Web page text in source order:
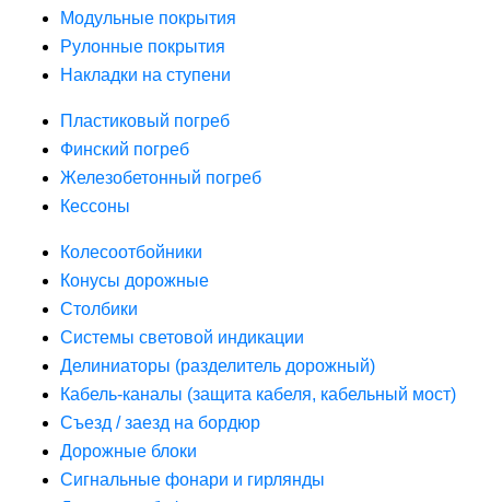
Модульные покрытия
Рулонные покрытия
Накладки на ступени
Пластиковый погреб
Финский погреб
Железобетонный погреб
Кессоны
Колесоотбойники
Конусы дорожные
Столбики
Системы световой индикации
Делиниаторы (разделитель дорожный)
Кабель-каналы (защита кабеля, кабельный мост)
Съезд / заезд на бордюр
Дорожные блоки
Сигнальные фонари и гирлянды